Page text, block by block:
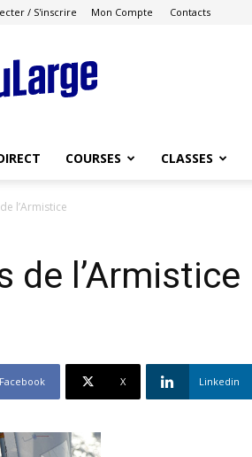
/ S'inscrire Mon Compte Contacts
COURSES CLASSES
l’Armistice
de l’Armistice
Facebook X Linkedin